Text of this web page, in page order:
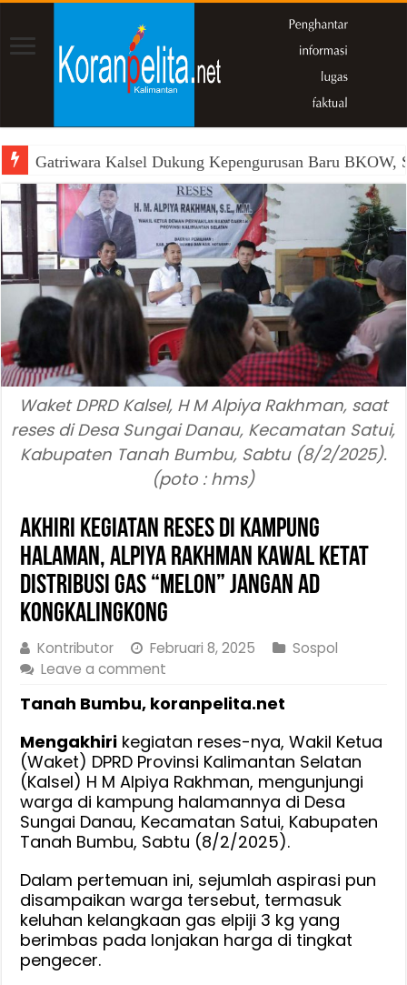
Gatriwara Kalsel Dukung Kepengurusan Baru BKOW,
Waket DPRD Kalsel, H M Alpiya Rakhman, saat
reses di Desa Sungai Danau, Kecamatan Satui,
Kabupaten Tanah Bumbu, Sabtu (8/2/2025).
(poto : hms)
Akhiri Kegiatan Reses Di Kampung
Halaman, Alpiya Rakhman Kawal Ketat
Distribusi Gas “Melon” Jangan Ad
Kongkalingkong
Kontributor Februari 8, 2025
Sospol
Leave a comment
Tanah Bumbu, koranpelita.net
Mengakhiri kegiatan reses-nya, Wakil Ketua
(Waket) DPRD Provinsi Kalimantan Selatan
(Kalsel) H M Alpiya Rakhman, mengunjungi
warga di kampung halamannya di Desa
Sungai Danau, Kecamatan Satui, Kabupaten
Tanah Bumbu, Sabtu (8/2/2025).
Dalam pertemuan ini, sejumlah aspirasi pun
disampaikan warga tersebut, termasuk
keluhan kelangkaan gas elpiji 3 kg yang
berimbas pada lonjakan harga di tingkat
pengecer.